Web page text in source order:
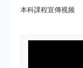
本科課程宣傳视频